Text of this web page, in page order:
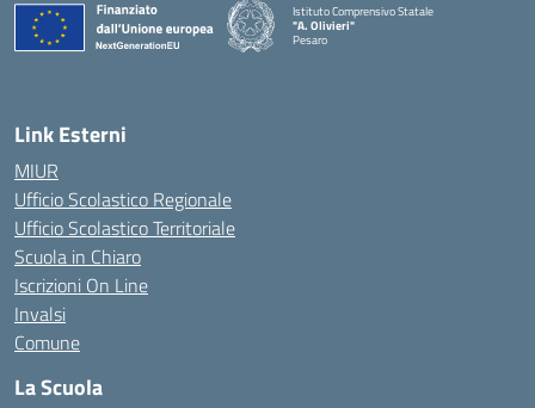
Istituto Comprensivo Statale
"A. Olivieri"
Pesaro
Link Esterni
MIUR
Ufficio Scolastico Regionale
Ufficio Scolastico Territoriale
Scuola in Chiaro
Iscrizioni On Line
Invalsi
Comune
La Scuola